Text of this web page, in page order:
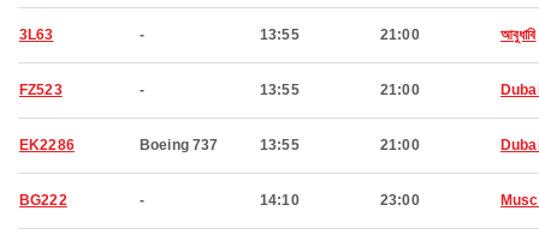
3L63 - 13:55 21:00 আবুধাবি
FZ523 - 13:55 21:00
EK2286 Boeing 737 13:55 21:00
BG222 - 14:10 23:00